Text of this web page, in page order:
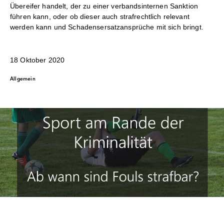
Übereifer handelt, der zu einer verbandsinternen Sanktion
führen kann, oder ob dieser auch strafrechtlich relevant
werden kann und Schadensersatzansprüche mit sich bringt.
18 Oktober 2020
Allgemein